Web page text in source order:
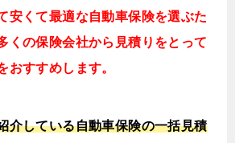
安くて最適な自動車保険を選ぶた
くの保険会社から見積りをとって
おすすめします。
介している自動車保険の一括見積